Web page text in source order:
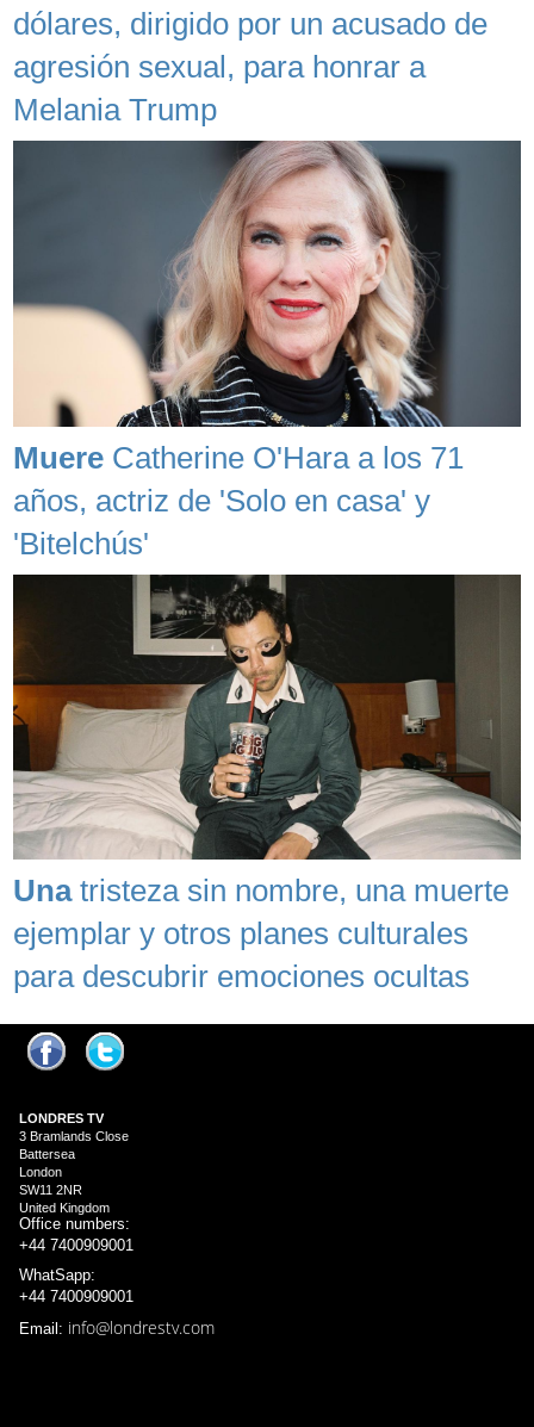
dólares, dirigido por un acusado de
agresión sexual, para honrar a
Melania Trump
Muere Catherine O'Hara a los 71
años, actriz de 'Solo en casa' y
'Bitelchús'
Unatristeza sin nombre, una muerte
ejemplar y otros planes culturales
para descubrir emociones ocultas
LONDRES TV
3 Bramlands Close
Battersea
London
SW11 2NR
United Kingdom
Office numbers:
+44 7400909001
WhatSapp:
+44 7400909001
Email: info@londrestv.com